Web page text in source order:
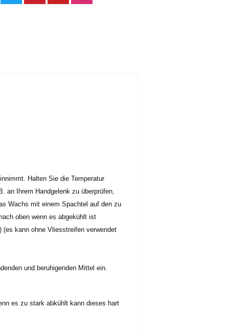
Halten Sie die Temperatur
an Ihrem Handgelenk zu überprüfen,
Wachs mit einem Spachtel auf den zu
oben wenn es abgekühlt ist
kann ohne Vliesstreifen verwendet
und beruhigenden Mittel ein.
es zu stark abkühlt kann dieses hart